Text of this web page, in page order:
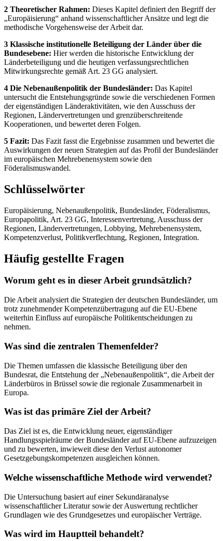
2 Theoretischer Rahmen: Dieses Kapitel definiert den Begriff der
„Europäisierung“ anhand wissenschaftlicher Ansätze und legt die
methodische Vorgehensweise der Arbeit dar.
3 Klassische institutionelle Beteiligung der Länder über die
Bundesebene: Hier werden die historische Entwicklung der
Länderbeteiligung und die heutigen verfassungsrechtlichen
Mitwirkungsrechte gemäß Art. 23 GG analysiert.
4 Die Nebenaußenpolitik der Bundesländer: Das Kapitel
untersucht die Entstehungsgründe sowie die verschiedenen Formen
der eigenständigen Länderaktivitäten, wie den Ausschuss der
Regionen, Ländervertretungen und grenzüberschreitende
Kooperationen, und bewertet deren Folgen.
5 Fazit: Das Fazit fasst die Ergebnisse zusammen und bewertet die
Auswirkungen der neuen Strategien auf das Profil der Bundesländer
im europäischen Mehrebenensystem sowie den
Föderalismuswandel.
Schlüsselwörter
Europäisierung, Nebenaußenpolitik, Bundesländer, Föderalismus,
Europapolitik, Art. 23 GG, Interessenvertretung, Ausschuss der
Regionen, Ländervertretungen, Lobbying, Mehrebenensystem,
Kompetenzverlust, Politikverflechtung, Regionen, Integration.
Häufig gestellte Fragen
Worum geht es in dieser Arbeit grundsätzlich?
Die Arbeit analysiert die Strategien der deutschen Bundesländer, um
trotz zunehmender Kompetenzübertragung auf die EU-Ebene
weiterhin Einfluss auf europäische Politikentscheidungen zu
nehmen.
Was sind die zentralen Themenfelder?
Die Themen umfassen die klassische Beteiligung über den
Bundesrat, die Entstehung der „Nebenaußenpolitik“, die Arbeit der
Länderbüros in Brüssel sowie die regionale Zusammenarbeit in
Europa.
Was ist das primäre Ziel der Arbeit?
Das Ziel ist es, die Entwicklung neuer, eigenständiger
Handlungsspielräume der Bundesländer auf EU-Ebene aufzuzeigen
und zu bewerten, inwieweit diese den Verlust autonomer
Gesetzgebungskompetenzen ausgleichen können.
Welche wissenschaftliche Methode wird verwendet?
Die Untersuchung basiert auf einer Sekundäranalyse
wissenschaftlicher Literatur sowie der Auswertung rechtlicher
Grundlagen wie des Grundgesetzes und europäischer Verträge.
Was wird im Hauptteil behandelt?